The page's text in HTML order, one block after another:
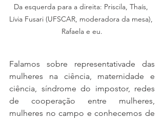
Da esquerda para a direita: Priscila, Thaís,
Lívia Fusari (UFSCAR, moderadora da mesa),
Rafaela e eu.
Falamos sobre representativade das
mulheres na ciência, maternidade e
ciência, síndrome do impostor, redes
de cooperação entre mulheres,
mulheres no campo e conhecemos de